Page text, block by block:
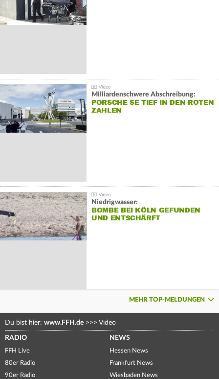
Milliardenschwere Abschreibung:
PORSCHE SE TIEF IN DEN ROTEN
ZAHLEN
Niedrigwasser:
BOMBE BEI KÖLN GEFUNDEN
UND ENTSCHÄRFT
MEHR TOP-MELDUNGEN
Du bist hier: www.FFH.de >>> Video
RADIO
FFH Live
80er Radio
90er Radio
NEWS
Hessen News
Frankfurt News
Wiesbaden News